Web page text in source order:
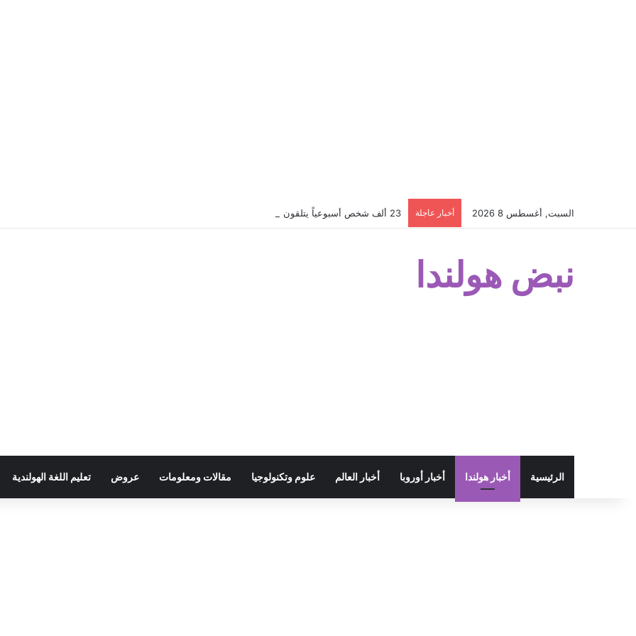
السبت, أغسطس 8 2026 أخبار عاجلة 23 ألف شخص أسبوعياً يتلقون هذه الرسالة من CJIB… إذا وصلتك لا تتجاهلها؟
نبض هولندا
الرئيسية أخبار هولندا أخبار أوروبا أخبار العالم علوم وتكنولوجيا مقالات ومعلومات عروض تعليم اللغة الهولندية